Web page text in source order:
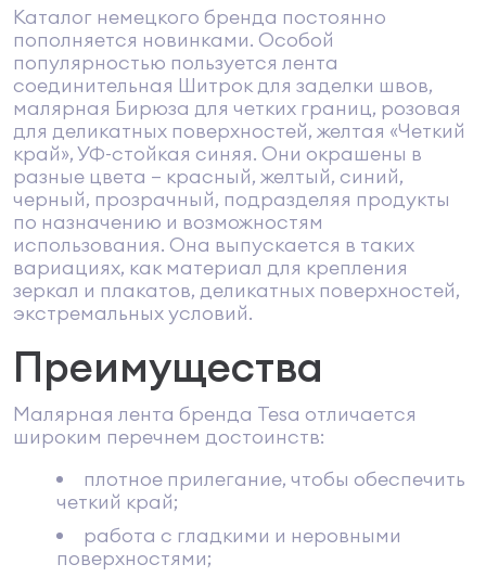
Каталог немецкого бренда постоянно
пополняется новинками. Особой
популярностью пользуется лента
соединительная Шитрок для заделки швов,
малярная Бирюза для четких границ, розовая
для деликатных поверхностей, желтая «Четкий
край», УФ-стойкая синяя. Они окрашены в
разные цвета – красный, желтый, синий,
черный, прозрачный, подразделяя продукты
по назначению и возможностям
использования. Она выпускается в таких
вариациях, как материал для крепления
зеркал и плакатов, деликатных поверхностей,
экстремальных условий.
Преимущества
Малярная лента бренда Tesa отличается
широким перечнем достоинств:
плотное прилегание, чтобы обеспечить
четкий край;
работа с гладкими и неровными
поверхностями;